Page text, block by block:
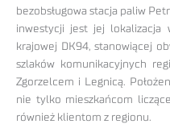
bezobsługowa stacja paliw
inwestycji jest jej lokalizacja
krajowej DK94, stanowiącej
szlaków komunikacyjnych
Zgorzelcem i Legnicą.
nie tylko mieszkańcom
również klientom z regionu.